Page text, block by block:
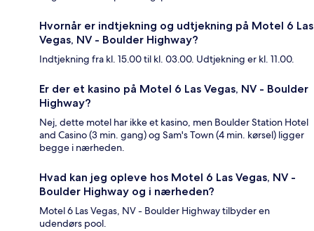
Hvornår er indtjekning og udtjekning på Motel 6 Las
Vegas, NV - Boulder Highway?
Indtjekning fra kl. 15.00 til kl. 03.00. Udtjekning er kl. 11.00.
Er der et kasino på Motel 6 Las Vegas, NV - Boulder
Highway?
Nej, dette motel har ikke et kasino, men Boulder Station Hotel
and Casino (3 min. gang) og Sam's Town (4 min. kørsel) ligger
begge i nærheden.
Hvad kan jeg opleve hos Motel 6 Las Vegas, NV -
Boulder Highway og i nærheden?
Motel 6 Las Vegas, NV - Boulder Highway tilbyder en
udendørs pool.